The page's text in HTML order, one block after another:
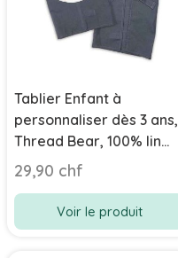
Tablier Enfant à
personnaliser dès 3 ans,
Thread Bear, 100% lin
avec bretelles
réglables, Renard
29,90 chf
Voir le produit